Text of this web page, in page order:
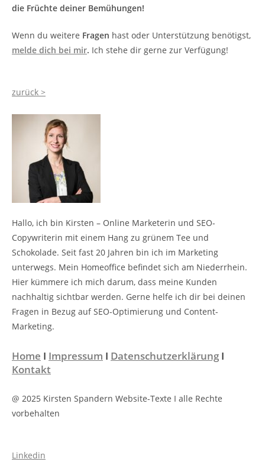
die Früchte deiner Bemühungen!
Wenn du weitere Fragen hast oder Unterstützung benötigst,
melde dich bei mir. Ich stehe dir gerne zur Verfügung!
zurück >
Hallo, ich bin Kirsten – Online Marketerin und SEO-
Copywriterin mit einem Hang zu grünem Tee und
Schokolade. Seit fast 20 Jahren bin ich im Marketing
unterwegs. Mein Homeoffice befindet sich am Niederrhein.
Hier kümmere ich mich darum, dass meine Kunden
nachhaltig sichtbar werden. Gerne helfe ich dir bei deinen
Fragen in Bezug auf SEO-Optimierung und Content-
Marketing.
Home I Impressum I Datenschutzerklärung I
Kontakt
@ 2025 Kirsten Spandern Website-Texte I alle Rechte
vorbehalten
Linkedin